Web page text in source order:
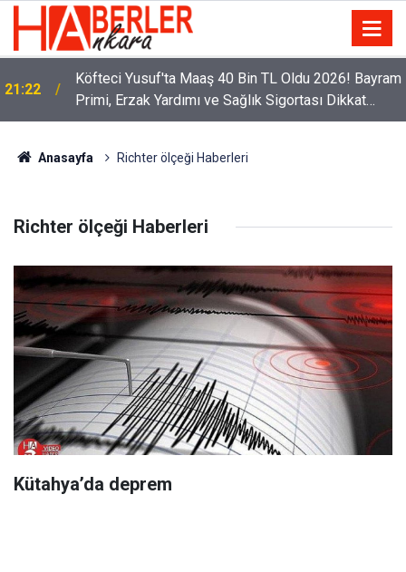
21:22
Köfteci Yusuf'ta Maaş 40 Bin TL Oldu 2026! Bayram
Primi, Erzak Yardımı ve Sağlık Sigortası Dikkat
Çekti
Anasayfa Richter ölçeği Haberleri
Richter ölçeği Haberleri
Kütahya’da deprem